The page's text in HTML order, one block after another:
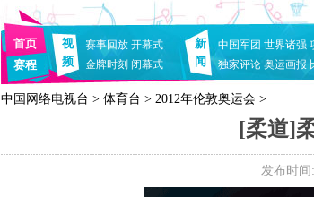
首页
赛程
视
频
赛事回放 开幕式
金牌时刻 闭幕式
新
闻
中国军团 世界诸强
独家评论 奥运画报
中国网络电视台 > 体育台 > 2012年伦敦奥运会 >
[柔道]
发布时间